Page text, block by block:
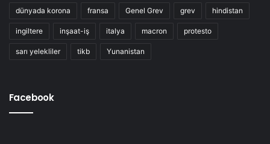
dünyada korona fransa Genel Grev grev hindistan
ingiltere inşaat-iş italya macron protesto
sarı yelekliler tikb Yunanistan
Facebook